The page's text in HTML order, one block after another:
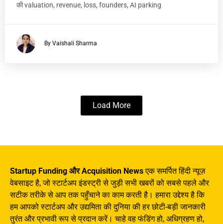
की valuation, revenue, loss, founders, AI parking
By Vaishali Sharma
Load More
Startup Funding और Acquisition Newsएक समर्पित हिंदी न्यूज़
वेबसाइट है, जो स्टार्टअप इंडस्ट्री से जुड़ी सभी खबरों को सबसे पहले और
सटीक तरीके से आप तक पहुँचाने का काम करती है। हमारा उद्देश्य है कि
हम आपको स्टार्टअप और उद्यमिता की दुनिया की हर छोटी-बड़ी जानकारी
तुरंत और प्रभावी रूप से प्रदान करें। चाहे वह फंडिंग हो, अधिग्रहण हो,